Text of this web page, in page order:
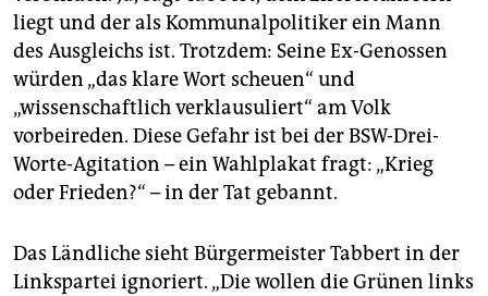
liegt und der als Kommunalpolitiker ein Mann
des Ausgleichs ist. Trotzdem: Seine Ex-Genossen
würden „das klare Wort scheuen“ und
„wissenschaftlich verklausuliert“ am Volk
vorbeireden. Diese Gefahr ist bei der BSW-Drei-
Worte-Agitation – ein Wahlplakat fragt: „Krieg
oder Frieden?“ – in der Tat gebannt.
Das Ländliche sieht Bürgermeister Tabbert in der
Linkspartei ignoriert. „Die wollen die Grünen links